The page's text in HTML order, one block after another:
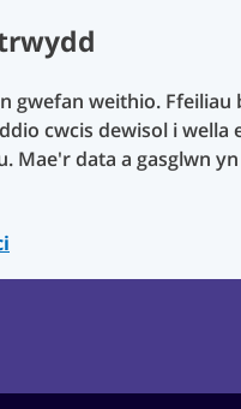
gwefan weithio. Ffeiliau
cwcis dewisol i wella
Mae'r data a gasglwn